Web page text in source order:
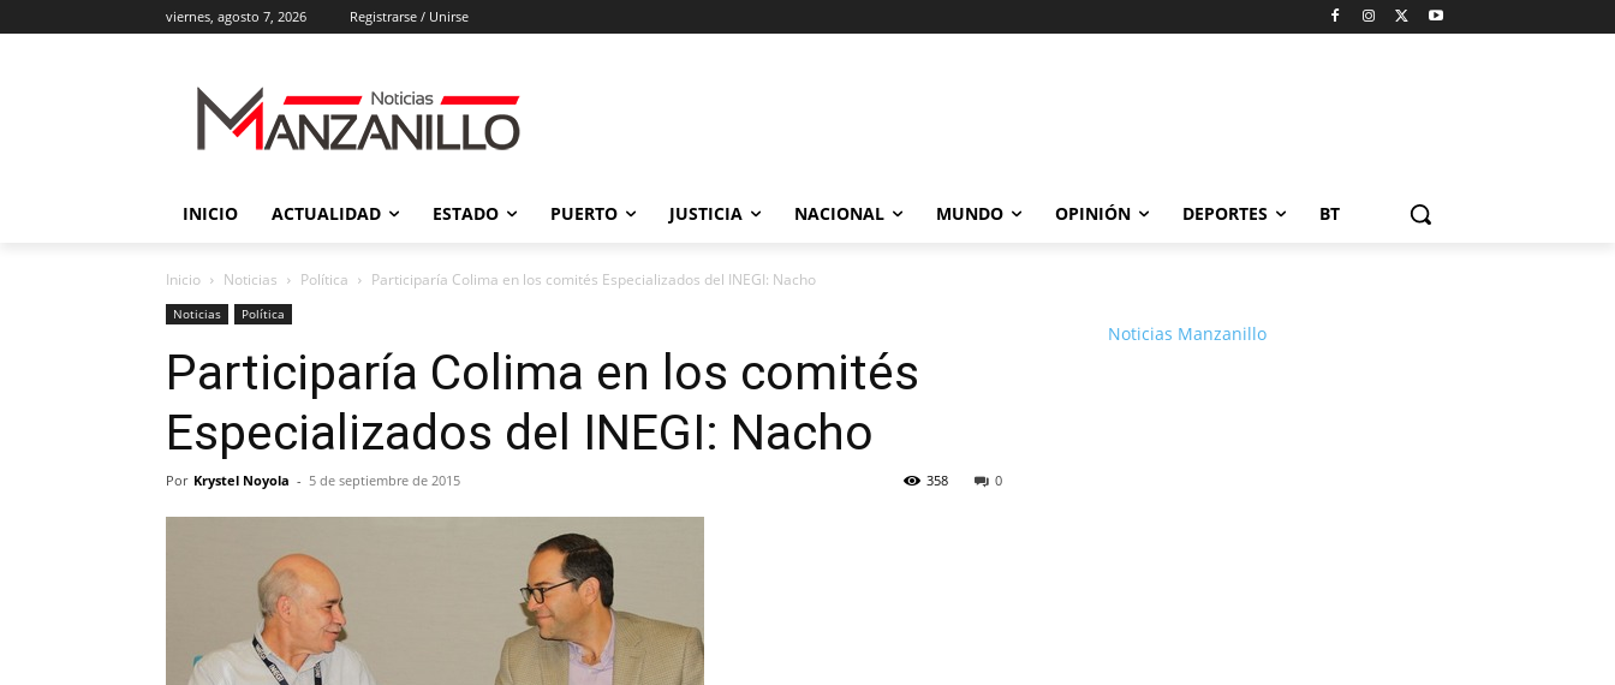
viernes, agosto 7, 2026 Registrarse / Unirse
INICIO ACTUALIDAD ESTADO PUERTO JUSTICIA NACIONAL MUNDO OPINIÓN DEPORTES BT
Inicio Noticias Política Participaría Colima en los comités Especializados del INEGI: Nacho
Noticias Política
Participaría Colima en los comités
Especializados del INEGI: Nacho
Por Krystel Noyola - 5 de septiembre de 2015 0
358
Noticias Manzanillo